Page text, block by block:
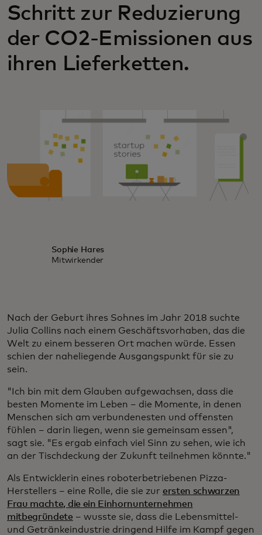
Schritt zur Reduzierung
der CO2-Emissionen aus
ihren Lieferketten.
Sophie Hares
Mitwirkender
Nach der Geburt ihres Sohnes im Jahr 2018 suchte
Julia Collins nach einem Geschäftsvorhaben, das die
Welt zu einem besseren Ort machen würde. Essen
schien der naheliegende Ausgangspunkt für sie zu
sein.
"Ich bin mit dem Glauben aufgewachsen, dass die
besten Momente im Leben – die Momente, in denen
Menschen sich am verbundenesten und offensten
fühlen – darin liegen, wenn sie gemeinsam essen",
sagt sie. "Es ergab einfach viel Sinn zu sehen, wie ich
an der Tischdeckung der Zukunft teilnehmen könnte."
Als Entwicklerin eines roboterbetriebenen Pizza-
Herstellers – eine Rolle, die sie zur ersten schwarzen
Frau machte, die ein Einhornunternehmen
mitbegründete – wusste sie, dass die Lebensmittel-
und Getränkeindustrie dringend Hilfe im Kampf gegen